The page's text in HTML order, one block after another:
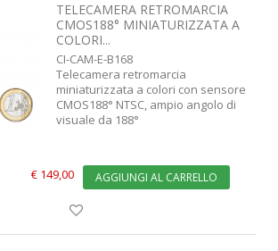
TELECAMERA RETROMARCIA
CMOS188° MINIATURIZZATA A
COLORI...
CI-CAM-E-B168
Telecamera retromarcia
miniaturizzata a colori con sensore
CMOS188° NTSC, ampio angolo di
visuale da 188°
€ 149,00 AGGIUNGI AL CARRELLO